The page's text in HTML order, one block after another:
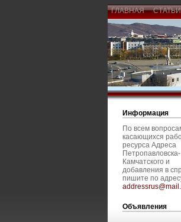
ГЛАВНАЯ
Информация
По всем
касающихся
ресурса Адреса
Петропавловска-
Камчатского и
добавления в
пишите по
Объявления